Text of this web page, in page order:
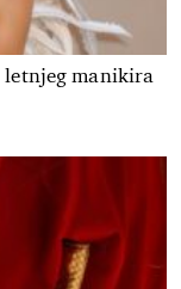
letnjeg manikira